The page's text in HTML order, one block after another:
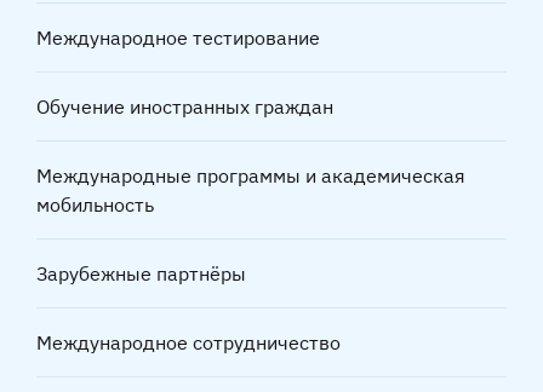
Международное тестирование
Обучение иностранных граждан
Международные программы и академическая
мобильность
Зарубежные партнёры
Международное сотрудничество